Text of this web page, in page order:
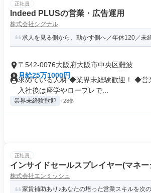
正社員
Indeed PLUSの営業・広告運用
株式会社シグナル
求人を見る側から、動かす側へ／年休120／未
〒542-0076大阪府大阪市中央区難波
月給25万1000円
求めている人材 ◆業界未経験歓迎！ ◆営
入社後は座学やロープレで...
業界未経験歓迎 +28個
正社員
インサイドセールスプレイヤー(マネ
株式会社エンミッシュ
家賃補助あり♪あなたの培った営業スキルを次